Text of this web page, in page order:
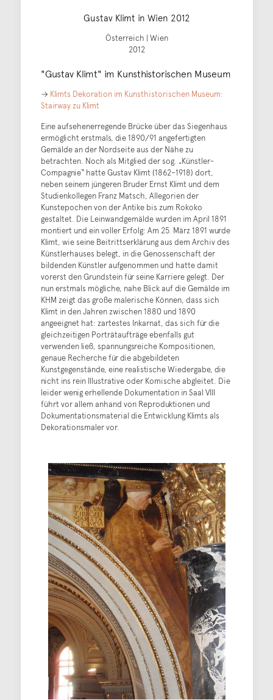
Gustav Klimt in Wien 2012
Österreich | Wien
2012
"Gustav Klimt" im Kunsthistorischen Museum
→ Klimts Dekoration im Kunsthistorischen Museum:
Stairway zu Klimt
Eine aufsehenerregende Brücke über das Siegenhaus
ermöglicht erstmals, die 1890/91 angefertigten
Gemälde an der Nordseite aus der Nähe zu
betrachten. Noch als Mitglied der sog. „Künstler-
Compagnie“ hatte Gustav Klimt (1862–1918) dort,
neben seinem jüngeren Bruder Ernst Klimt und dem
Studienkollegen Franz Matsch, Allegorien der
Kunstepochen von der Antike bis zum Rokoko
gestaltet. Die Leinwandgemälde wurden im April 1891
montiert und ein voller Erfolg: Am 25. März 1891 wurde
Klimt, wie seine Beitrittserklärung aus dem Archiv des
Künstlerhauses belegt, in die Genossenschaft der
bildenden Künstler aufgenommen und hatte damit
vorerst den Grundstein für seine Karriere gelegt. Der
nun erstmals mögliche, nahe Blick auf die Gemälde im
KHM zeigt das große malerische Können, dass sich
Klimt in den Jahren zwischen 1880 und 1890
angeeignet hat: zartestes Inkarnat, das sich für die
gleichzeitigen Porträtaufträge ebenfalls gut
verwenden ließ, spannungsreiche Kompositionen,
genaue Recherche für die abgebildeten
Kunstgegenstände, eine realistische Wiedergabe, die
nicht ins rein Illustrative oder Komische abgleitet. Die
leider wenig erhellende Dokumentation in Saal VIII
führt vor allem anhand von Reproduktionen und
Dokumentationsmaterial die Entwicklung Klimts als
Dekorationsmaler vor.